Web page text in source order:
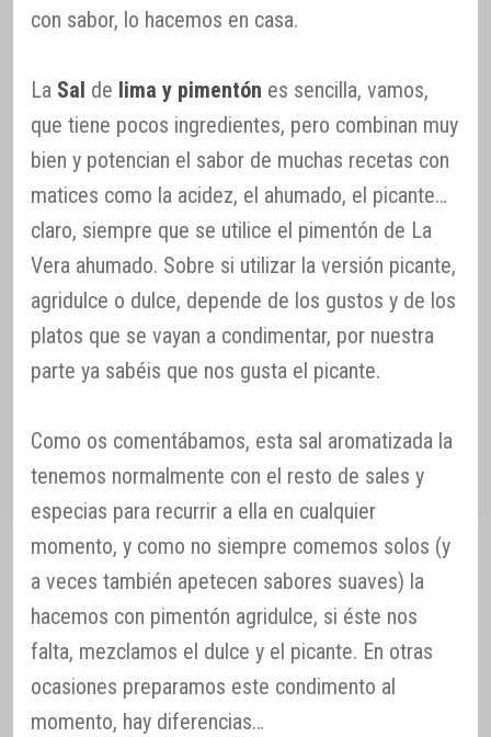
con sabor, lo hacemos en casa.
La Sal de lima y pimentón es sencilla, vamos,
que tiene pocos ingredientes, pero combinan muy
bien y potencian el sabor de muchas recetas con
matices como la acidez, el ahumado, el picante…
claro, siempre que se utilice el pimentón de La
Vera ahumado. Sobre si utilizar la versión picante,
agridulce o dulce, depende de los gustos y de los
platos que se vayan a condimentar, por nuestra
parte ya sabéis que nos gusta el picante.
Como os comentábamos, esta sal aromatizada la
tenemos normalmente con el resto de sales y
especias para recurrir a ella en cualquier
momento, y como no siempre comemos solos (y
a veces también apetecen sabores suaves) la
hacemos con pimentón agridulce, si éste nos
falta, mezclamos el dulce y el picante. En otras
ocasiones preparamos este condimento al
momento, hay diferencias…